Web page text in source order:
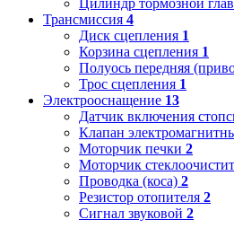
Трансмиссия 4
Диск сцепления 1
Корзина сцепления 1
Полуось передняя
Трос сцепления 1
Электрооснащение 13
Датчик включения
Клапан
Моторчик печки 2
Моторчик
Проводка (коса) 2
Резистор отопителя 2
Сигнал звуковой 2